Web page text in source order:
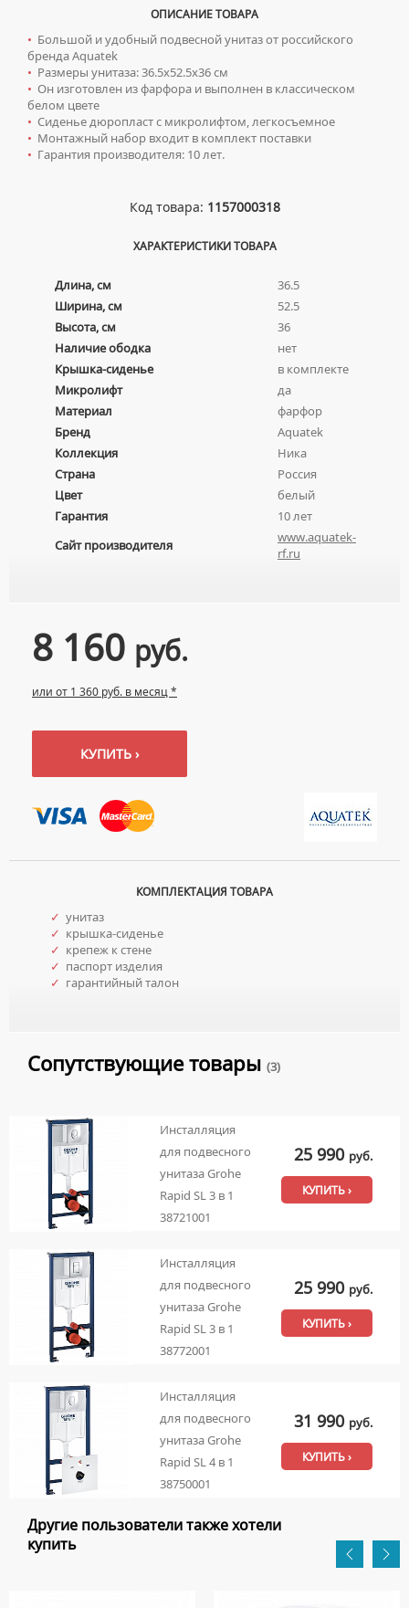
ОПИСАНИЕ ТОВАРА
• Большой и удобный подвесной унитаз от российского
бренда Aquatek
• Размеры унитаза: 36.5х52.5х36 см
• Он изготовлен из фарфора и выполнен в классическом
белом цвете
• Сиденье дюропласт с микролифтом, легкосъемное
• Монтажный набор входит в комплект поставки
• Гарантия производителя: 10 лет.
Код товара: 1157000318
ХАРАКТЕРИСТИКИ ТОВАРА
Длина, см
36.5
Ширина, см
52.5
Высота, см
36
Наличие ободка
нет
Крышка-сиденье
в комплекте
Микролифт
да
Материал
фарфор
Бренд
Aquatek
Коллекция
Ника
Страна
Россия
Цвет
белый
Гарантия
10 лет
Сайт производителя
www.aquatek-
rf.ru
8 160 руб.
или от 1 360 руб. в месяц *
КУПИТЬ ›
КОМПЛЕКТАЦИЯ ТОВАРА
✓ унитаз
✓ крышка-сиденье
✓ крепеж к стене
✓ паспорт изделия
✓ гарантийный талон
Сопутствующие товары (3)
Инсталляция
для подвесного
унитаза Grohe
Rapid SL 3 в 1
38721001
25 990 руб.
КУПИТЬ ›
Инсталляция
для подвесного
унитаза Grohe
Rapid SL 3 в 1
38772001
25 990 руб.
КУПИТЬ ›
Инсталляция
для подвесного
унитаза Grohe
Rapid SL 4 в 1
38750001
31 990 руб.
КУПИТЬ ›
Другие пользователи также хотели
купить
ТУМБЫ С УМЫВАЛЬНИКОМ ПОДВЕСНЫЕ
ШКАФЫ НАВЕСНЫЕ
СИФОНЫ ДЛЯ КУХОННЫХ МОЕК
ПОРУЧНИ ДЛЯ МГН
СМЕСИТЕЛИ ДЛЯ МГН
УМЫВАЛЬНИКИ ДЛЯ МГН
УНИТАЗЫ ДЛЯ МГН
СМЕСИТЕЛИ ДЛЯ БИДЕ
СМЕСИТЕЛИ ДЛЯ ВАННЫ
СМЕСИТЕЛИ ДЛЯ ДУША
СМЕСИТЕЛИ ДЛЯ КУХНИ
СМЕСИТЕЛИ ДЛЯ УМЫВАЛЬНИКА
СМЕСИТЕЛИ МОНО
ТЕРМОСТАТИЧЕСКИЕ СМЕСИТЕЛИ
ЦВЕТНЫЕ СМЕСИТЕЛИ
ДЛЯ ДУШЕВЫХ ПОДДОНОВ
ДЛЯ УМЫВАЛЬНИКОВ
Сушилки для рук
АВТОМАТИЧЕСКИЕ СУШИЛКИ ДЛЯ РУК
НАЖИМНЫЕ СУШИЛКИ ДЛЯ РУК
ПОГРУЖНЫЕ СУШИЛКИ ДЛЯ РУК
Умывальники
ВРЕЗНЫЕ УМЫВАЛЬНИКИ
ДВОЙНЫЕ УМЫВАЛЬНИКИ
НАКЛАДНЫЕ УМЫВАЛЬНИКИ
УМЫВАЛЬНИКИ С ПЬЕДЕСТАЛАМИ
ПЬЕДЕСТАЛЫ ДЛЯ УМЫВАЛЬНИКОВ
ПОЛУПЬЕДЕСТАЛЫ ДЛЯ УМЫВАЛЬНИКОВ
Унитазы
ПОДВЕСНЫЕ УНИТАЗЫ
УНИТАЗЫ-КОМПАКТЫ
УНИТАЗЫ С БИДЕТКОЙ
КОМПЛЕКТУЮЩИЕ ДЛЯ УНИТАЗОВ